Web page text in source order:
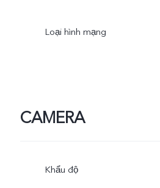
Loại hình mạng
CAMERA
Khẩu độ